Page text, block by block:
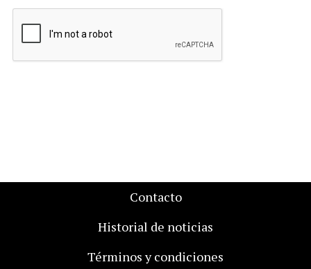
Contacto
Historial de noticias
Términos y condiciones